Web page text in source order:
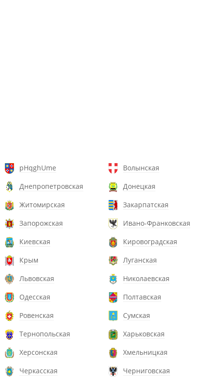
pHqghUme
Волынская
Днепропетровская
Донецкая
Житомирская
Закарпатская
Запорожская
Ивано-Франковская
Киевская
Кировоградская
Крым
Луганская
Львовская
Николаевская
Одесская
Полтавская
Ровенская
Сумская
Тернопольская
Харьковская
Херсонская
Хмельницкая
Черкасская
Черниговская